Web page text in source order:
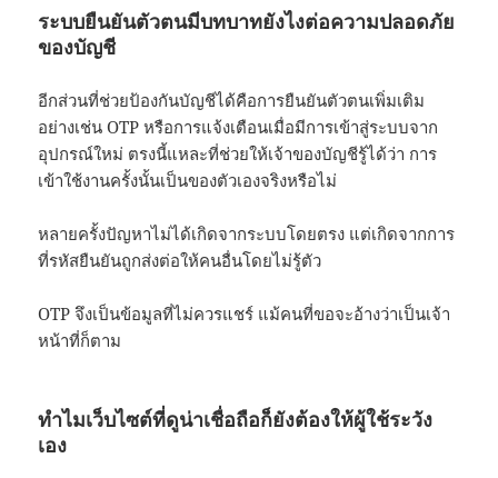
ระบบยืนยันตัวตนมีบทบาทยังไงต่อความปลอดภัย
ของบัญชี
อีกส่วนที่ช่วยป้องกันบัญชีได้คือการยืนยันตัวตนเพิ่มเติม
อย่างเช่น OTP หรือการแจ้งเตือนเมื่อมีการเข้าสู่ระบบจาก
อุปกรณ์ใหม่ ตรงนี้แหละที่ช่วยให้เจ้าของบัญชีรู้ได้ว่า การ
เข้าใช้งานครั้งนั้นเป็นของตัวเองจริงหรือไม่
หลายครั้งปัญหาไม่ได้เกิดจากระบบโดยตรง แต่เกิดจากการ
ที่รหัสยืนยันถูกส่งต่อให้คนอื่นโดยไม่รู้ตัว
OTP จึงเป็นข้อมูลที่ไม่ควรแชร์ แม้คนที่ขอจะอ้างว่าเป็นเจ้า
หน้าที่ก็ตาม
ทำไมเว็บไซต์ที่ดูน่าเชื่อถือก็ยังต้องให้ผู้ใช้ระวัง
เอง